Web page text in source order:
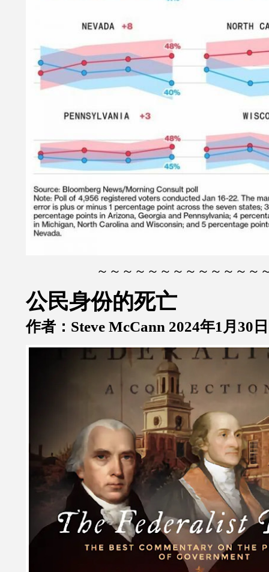
～～～～～～～～～～～～～
公民身份的死亡
作者：Steve McCann 2024年1月30日